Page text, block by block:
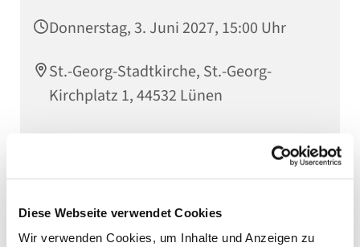
Diese Webseite verwendet Cookies
Wir verwenden Cookies, um Inhalte und Anzeigen zu
Donnerstag, 3. Juni 2027, 15:00 Uhr
St.-Georg-Stadtkirche, St.-Georg-
Kirchplatz 1, 44532 Lünen